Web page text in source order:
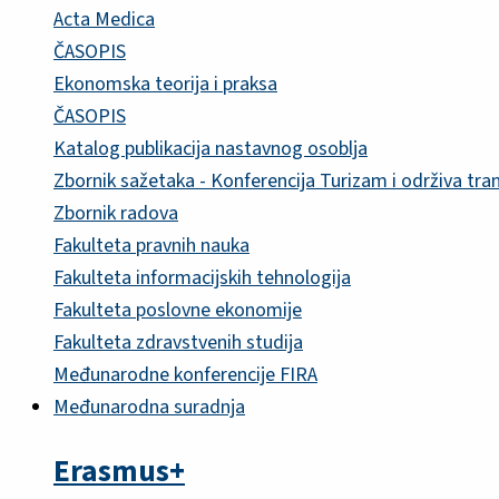
Acta Medica
ČASOPIS
Ekonomska teorija i praksa
ČASOPIS
Katalog publikacija nastavnog osoblja
Zbornik sažetaka - Konferencija Turizam i održiva
Zbornik radova
Fakulteta pravnih nauka
Fakulteta informacijskih tehnologija
Fakulteta poslovne ekonomije
Fakulteta zdravstvenih studija
Međunarodne konferencije FIRA
Međunarodna suradnja
Erasmus+